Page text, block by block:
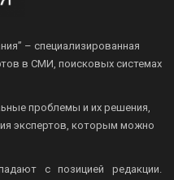
– специализированная
в СМИ, поисковых системах
проблемы и их решения,
экспертов, которым можно
с позицией редакции.